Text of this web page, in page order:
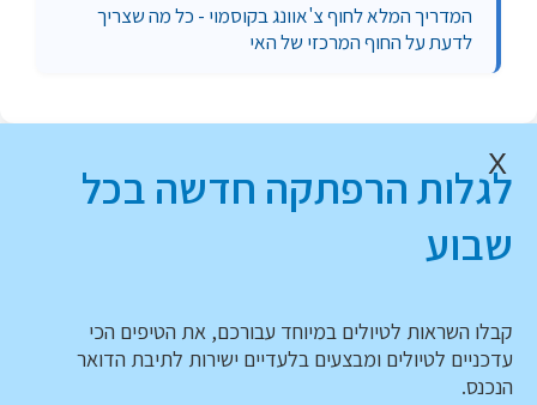
המדריך המלא לחוף צ'אוונג בקוסמוי - כל מה שצריך
לדעת על החוף המרכזי של האי
X
לגלות הרפתקה חדשה בכל
שבוע
קבלו השראות לטיולים במיוחד עבורכם, את הטיפים הכי
עדכניים לטיולים ומבצעים בלעדיים ישירות לתיבת הדואר
הנכנס.